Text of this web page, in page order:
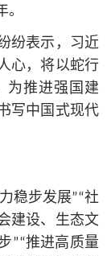
纷表示，习近
心，将以蛇行
为推进强国建
写中国式现代
稳步发展”“社
建设、生态文
”“推进高质量